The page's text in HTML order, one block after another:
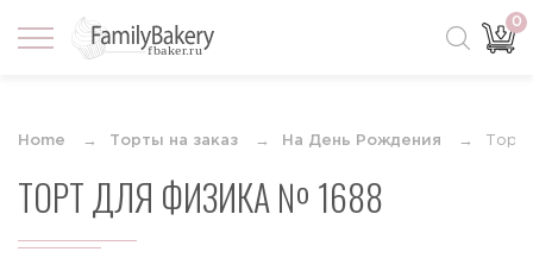
0
Home Торты на заказ На День Рождения Торт
ТОРТ ДЛЯ ФИЗИКА № 1688